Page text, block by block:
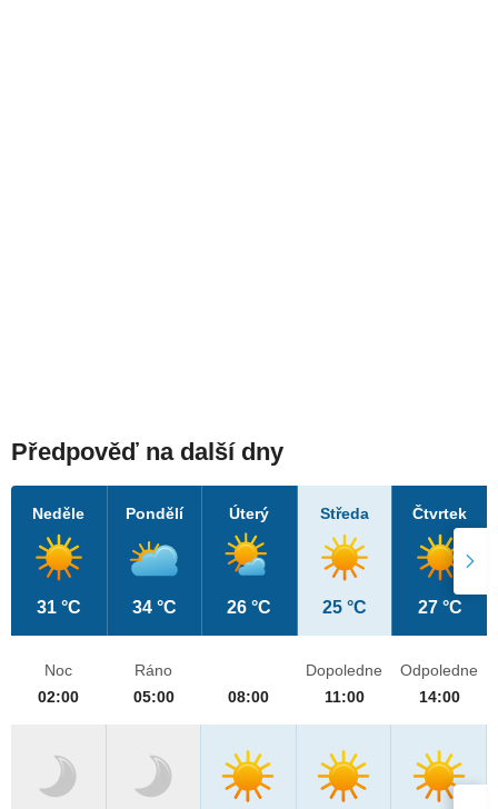
Předpověď na další dny
Neděle
31 °C
Pondělí
34 °C
Úterý
26 °C
Středa
25 °C
Čtvrtek
27 °C
Noc
02:00
Ráno
05:00
08:00
Dopoledne
11:00
Odpoledne
14:00